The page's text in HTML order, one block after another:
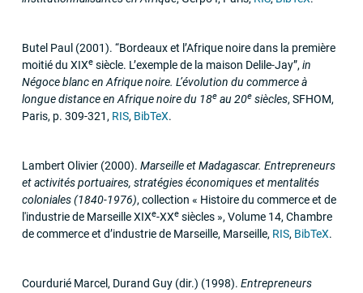
Butel Paul (2001). “Bordeaux et l’Afrique noire dans la première
moitié du XIXesiècle. L’exemple de la maison Delile-Jay”,in
Négoce blanc en Afrique noire. L’évolution du commerce à
longue distance en Afrique noire du 18eau 20esiècles,SFHOM,
Paris, p. 309-321, RIS, BibTeX.
Lambert Olivier (2000). Marseille et Madagascar. Entrepreneurs
et activités portuaires, stratégies économiques et mentalités
coloniales (1840-1976),collection « Histoire du commerce et de
l'industrie de MarseilleXIXe-XXesiècles »,Volume 14,Chambre
de commerce et d’industrie de Marseille, Marseille, RIS, BibTeX.
Courdurié Marcel, Durand Guy (dir.) (1998). Entrepreneurs